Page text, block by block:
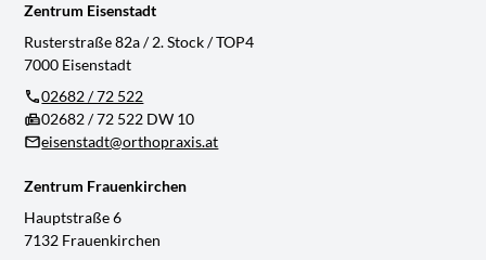
Zentrum Eisenstadt
Rusterstraße 82a / 2. Stock / TOP4
7000 Eisenstadt
02682 / 72 522
02682 / 72 522 DW 10
eisenstadt@orthopraxis.at
Zentrum Frauenkirchen
Hauptstraße 6
7132 Frauenkirchen